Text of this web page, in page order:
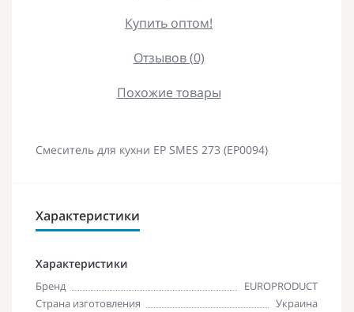
Купить оптом!
Отзывов (0)
Похожие товары
Смеситель для кухни EP SMES 273 (EP0094)
Характеристики
Характеристики
Бренд
EUROPRODUCT
Страна изготовления
Украина